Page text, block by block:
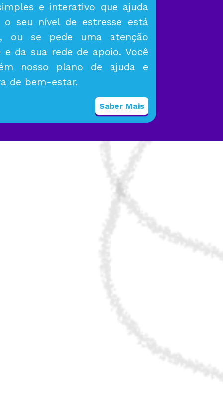
e interativo que ajuda
seu nível de estresse está
ou se pede uma atenção
da sua rede de apoio. Você
nosso plano de ajuda e
de bem-estar.
Saber Mais